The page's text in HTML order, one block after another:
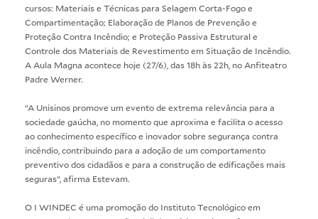
cursos: Materiais e Técnicas para Selagem Corta-Fogo e
Compartimentação; Elaboração de Planos de Prevenção e
Proteção Contra Incêndio; e Proteção Passiva Estrutural e
Controle dos Materiais de Revestimento em Situação de Incêndio.
A Aula Magna acontece hoje (27/6), das 18h às 22h, no Anfiteatro
Padre Werner.
“A Unisinos promove um evento de extrema relevância para a
sociedade gaúcha, no momento que aproxima e facilita o acesso
ao conhecimento específico e inovador sobre segurança contra
incêndio, contribuindo para a adoção de um comportamento
preventivo dos cidadãos e para a construção de edificações mais
seguras”, afirma Estevam.
O I WINDEC é uma promoção do Instituto Tecnológico em